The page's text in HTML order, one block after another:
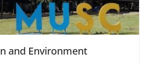
and Environment